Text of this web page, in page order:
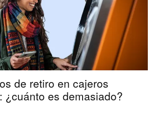
de retiro en cajeros
¿cuánto es demasiado?